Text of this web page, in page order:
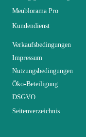
Farben
Lieferzeiten (Anz.
Tage)
Abmessungen
Elektrisch
Meublorama Pro
Kundendienst
Verkaufsbedingungen
Impressum
Nutzungsbedingungen
Öko-Beteiligung
DSGVO
Seitenverzeichnis